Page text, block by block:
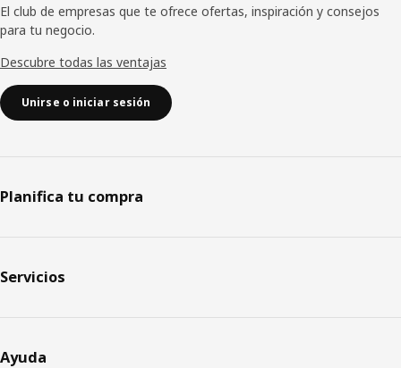
El club de empresas que te ofrece ofertas, inspiración y consejos
para tu negocio.
Descubre todas las ventajas
Unirse o iniciar sesión
Planifica tu compra
Servicios
Ayuda